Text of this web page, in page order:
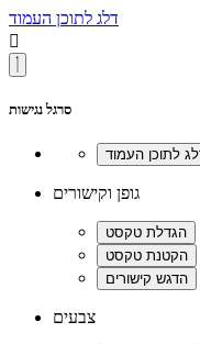
דלג לתוכן העמוד

סרגל נגישות
גופן וקישורים
צבעים